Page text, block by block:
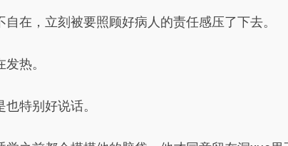
在，立刻被要照顾好病人的责任感压了下去。
热。
特别好说话。